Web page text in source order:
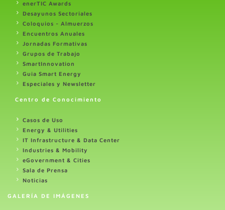
enerTIC Awards
Desayunos Sectoriales
Coloquios - Almuerzos
Encuentros Anuales
Jornadas Formativas
Grupos de Trabajo
SmartInnovation
Guia Smart Energy
Especiales y Newsletter
Centro de Conocimiento
Casos de Uso
Energy & Utilities
IT Infrastructure & Data Center
Industries & Mobility
eGovernment & Cities
Sala de Prensa
Noticias
GALERÍA DE IMÁGENES